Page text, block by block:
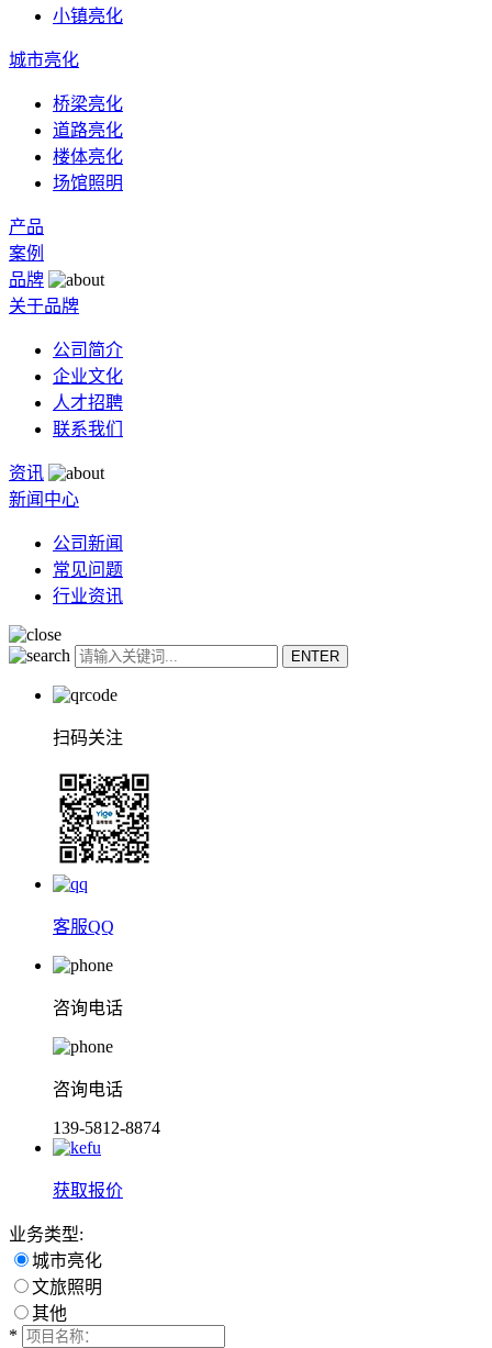
小镇亮化
城市亮化
桥梁亮化
道路亮化
楼体亮化
场馆照明
产品
案例
品牌
关于品牌
公司简介
企业文化
人才招聘
联系我们
资讯
新闻中心
公司新闻
常见问题
行业资讯
扫码关注
客服QQ
咨询电话
咨询电话
139-5812-8874
获取报价
业务类型:
城市亮化
文旅照明
其他
*